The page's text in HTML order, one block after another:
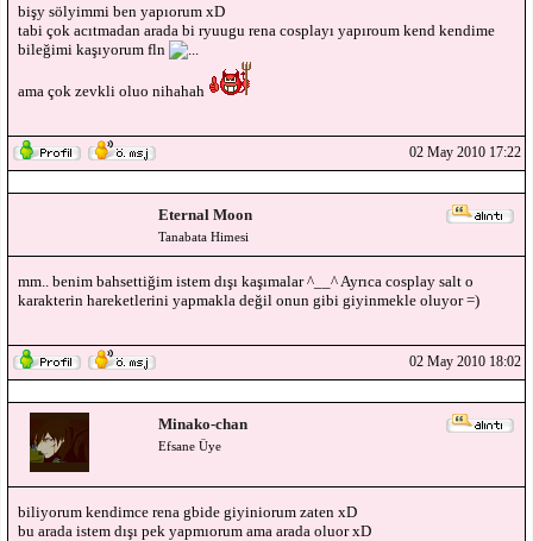
bişy sölyimmi ben yapıorum xD
tabi çok acıtmadan arada bi ryuugu rena cosplayı yapıroum kend kendime
bileğimi kaşıyorum fln
ama çok zevkli oluo nihahah
02 May 2010 17:22
Eternal Moon
Tanabata Himesi
mm.. benim bahsettiğim istem dışı kaşımalar ^__^ Ayrıca cosplay salt o
karakterin hareketlerini yapmakla değil onun gibi giyinmekle oluyor =)
02 May 2010 18:02
Minako-chan
Efsane Üye
biliyorum kendimce rena gbide giyiniorum zaten xD
bu arada istem dışı pek yapmıorum ama arada oluor xD